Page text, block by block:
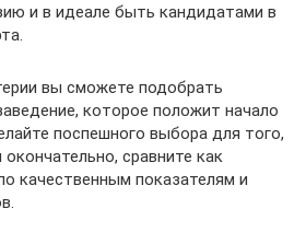
и в идеале быть кандидатами в
вы сможете подобрать
которое положит начало
поспешного выбора для того,
сравните как
качественным показателям и